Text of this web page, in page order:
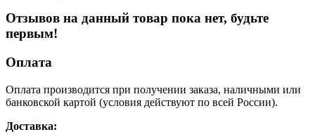
Отзывов на данный товар пока нет, будьте
первым!
Оплата
Оплата производится при получении заказа, наличными или
банковской картой (условия действуют по всей России).
Доставка: